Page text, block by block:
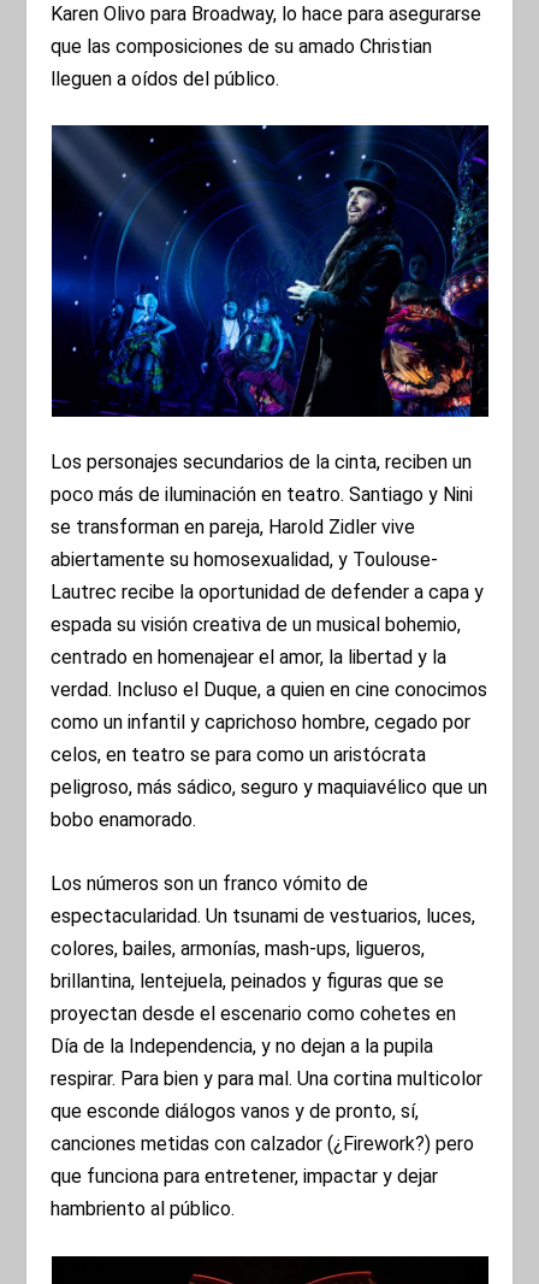
Karen Olivo para Broadway, lo hace para asegurarse
que las composiciones de su amado Christian
lleguen a oídos del público.
Los personajes secundarios de la cinta, reciben un
poco más de iluminación en teatro. Santiago y Nini
se transforman en pareja, Harold Zidler vive
abiertamente su homosexualidad, y Toulouse-
Lautrec recibe la oportunidad de defender a capa y
espada su visión creativa de un musical bohemio,
centrado en homenajear el amor, la libertad y la
verdad. Incluso el Duque, a quien en cine conocimos
como un infantil y caprichoso hombre, cegado por
celos, en teatro se para como un aristócrata
peligroso, más sádico, seguro y maquiavélico que un
bobo enamorado.
Los números son un franco vómito de
espectacularidad. Un tsunami de vestuarios, luces,
colores, bailes, armonías, mash-ups, ligueros,
brillantina, lentejuela, peinados y figuras que se
proyectan desde el escenario como cohetes en
Día de la Independencia, y no dejan a la pupila
respirar. Para bien y para mal. Una cortina multicolor
que esconde diálogos vanos y de pronto, sí,
canciones metidas con calzador (¿Firework?) pero
que funciona para entretener, impactar y dejar
hambriento al público.